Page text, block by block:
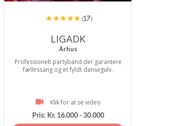
(17)
LIGADK
Århus
Professionelt partyband der garantere
fællessang og et fyldt dansegulv.
Klik for at se video
Pris: Kr. 16.000 - 30.000